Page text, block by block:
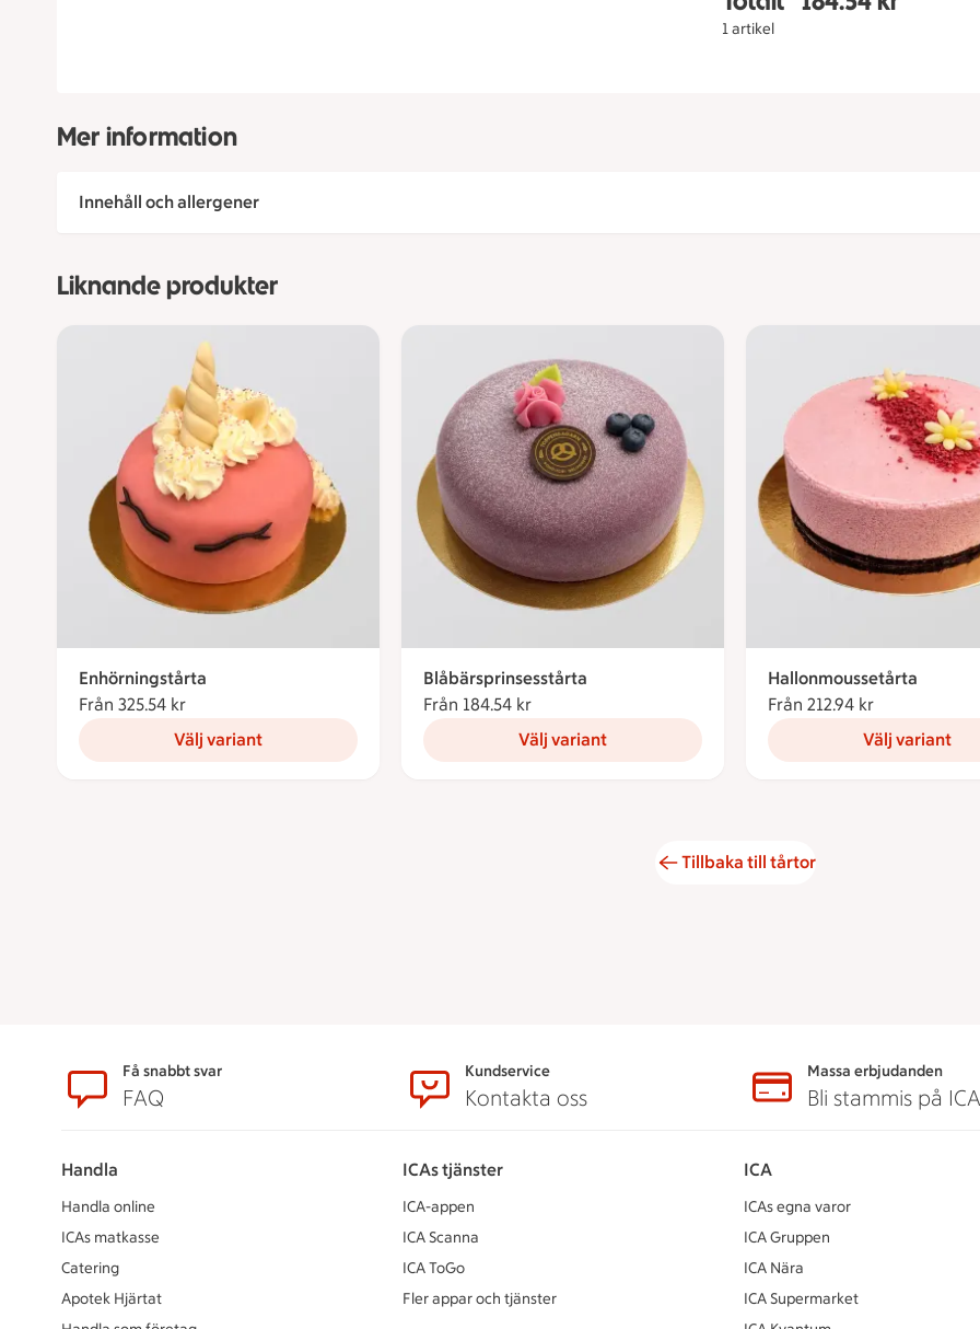
1 artikel
Mer information
Innehåll och allergener
Liknande produkter
Enhörningstårta
Från 325.54 kr
Välj variant
Blåbärsprinsesstårta
Från 184.54 kr
Välj variant
Hallonmoussetårta
Från 212.94 kr
Välj variant
Tillbaka till tårtor
SidfotFå snabbt svar
FAQ
Kundservice
Kontakta oss
Massa erbjudanden
Bli stammis på ICA
Handla
Handla online
ICAs matkasse
Catering
Apotek Hjärtat
ICAs tjänster
ICA-appen
ICA Scanna
ICA ToGo
Fler appar och tjänster
ICA
ICAs egna varor
ICA Gruppen
ICA Nära
ICA Supermarket